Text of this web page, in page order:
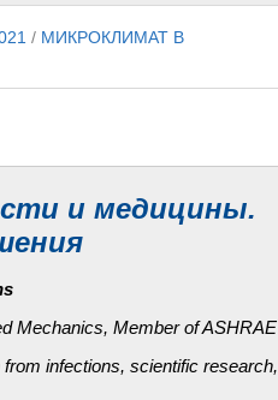
/ МИКРОКЛИМАТ В
и медицины.
Mechanics, Member of ASHRAE
infections, scientific research,